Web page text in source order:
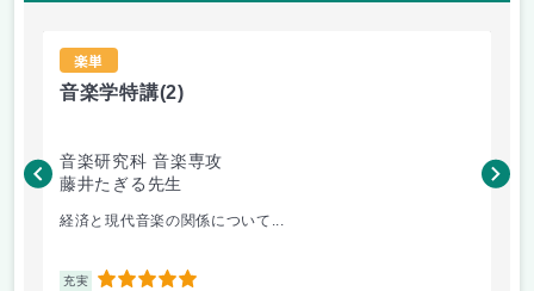
楽単
音楽学特講(2)
音楽研究科 音楽専攻
藤井たぎる先生
経済と現代音楽の関係について...
充実 5
清